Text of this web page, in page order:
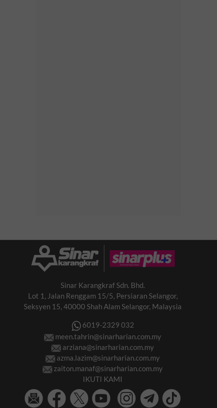
Sinar Karangkraf Sdn. Bhd.
Lot 1, Jalan Renggam 15/5, Persiaran Selangor,
Seksyen 15, 40000 Shah Alam Selangor, Malaysia
6019-2329 032
meen.tahrin@sinarharian.com.my
arziana@sinarharian.com.my
azma.lazim@sinarharian.com.my
zaiton.manaf@sinarharian.com.my
IKUTI KAMI